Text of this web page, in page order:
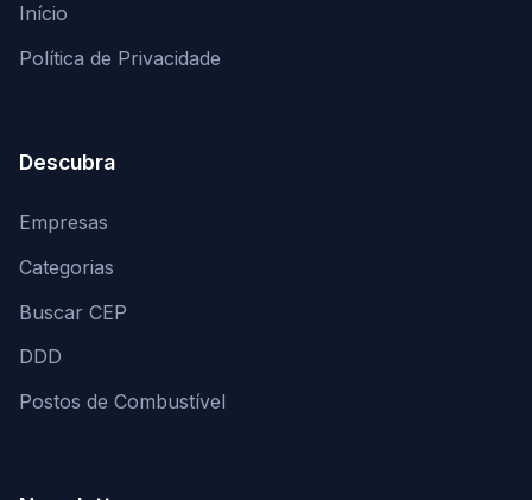
Início
Política de Privacidade
Descubra
Empresas
Categorias
Buscar CEP
DDD
Postos de Combustível